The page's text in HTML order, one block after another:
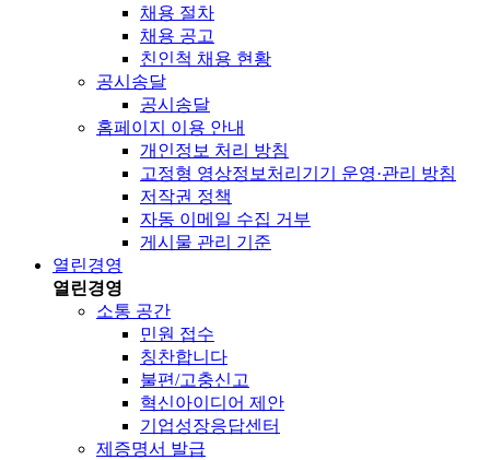
채용 절차
채용 공고
친인척 채용 현황
공시송달
공시송달
홈페이지 이용 안내
개인정보 처리 방침
고정형 영상정보처리기기 운영·관리 방침
저작권 정책
자동 이메일 수집 거부
게시물 관리 기준
열린경영
열린경영
소통 공간
민원 접수
칭찬합니다
불편/고충신고
혁신아이디어 제안
기업성장응답센터
제증명서 발급